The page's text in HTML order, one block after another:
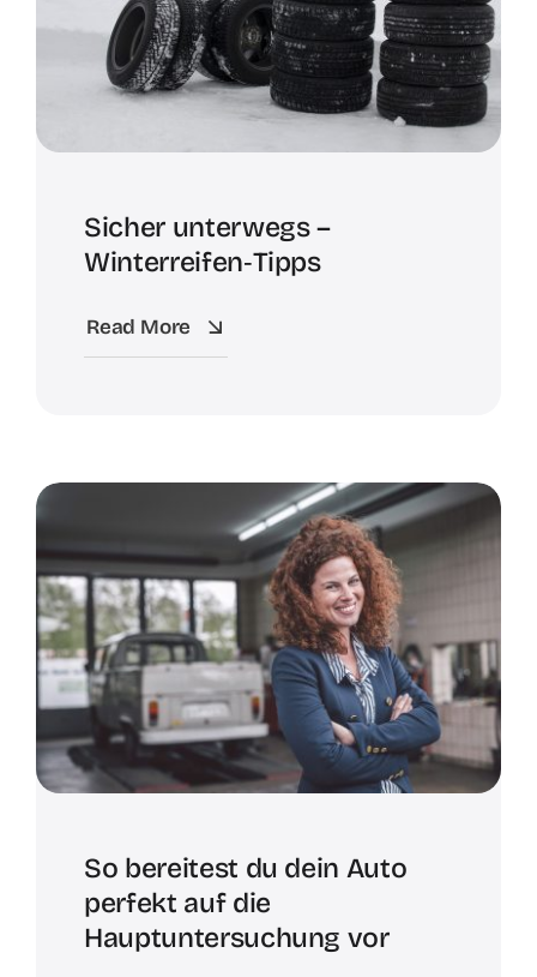
Sicher unterwegs –
Winterreifen‑Tipps
Read More
So bereitest du dein Auto
perfekt auf die
Hauptuntersuchung vor